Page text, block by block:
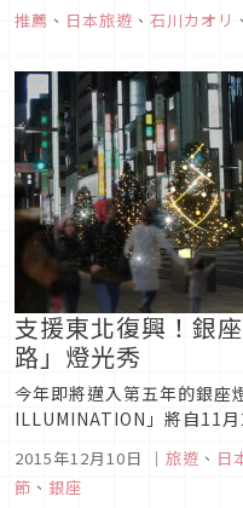
推薦 、 日本旅遊 、 石川カオリ 、
支援東北復興！銀
路」燈光秀
今年即將邁入第五年的銀座
ILLUMINATION」將自11
援，活動以「閃耀之路
銀座街1丁目到8丁目既有的
2015年12月10日 ｜ 旅遊 、 日
節 、 銀座